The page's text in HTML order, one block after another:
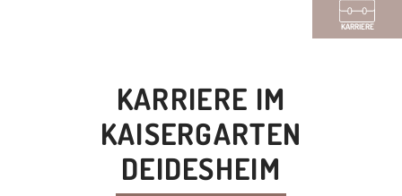
KARRIERE
KARRIERE IM
KAISERGARTEN
DEIDESHEIM